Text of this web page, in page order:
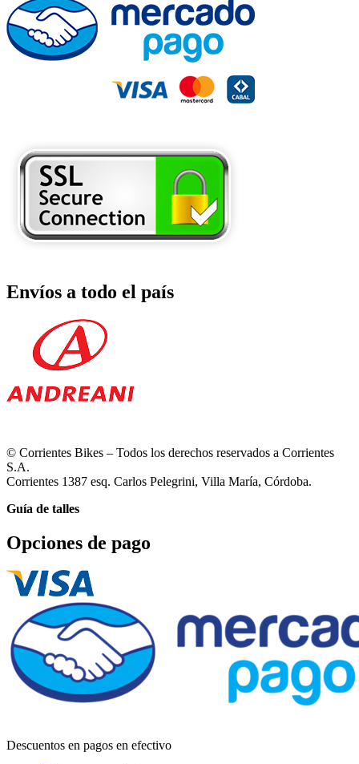
Envíos a todo el país
© Corrientes Bikes – Todos los derechos reservados a Corrientes
S.A.
Corrientes 1387 esq. Carlos Pelegrini, Villa María, Córdoba.
Guía de talles
Opciones de pago
Descuentos en pagos en efectivo